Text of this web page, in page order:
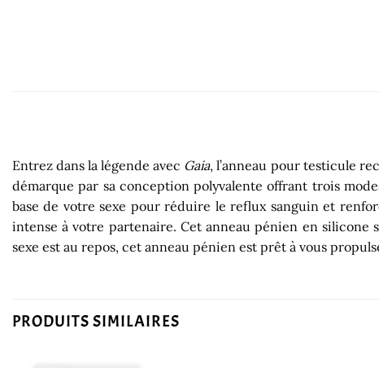
Entrez dans la légende avec Gaia, l’anneau pour testicule
démarque par sa conception polyvalente offrant trois
base de votre sexe pour réduire le reflux sanguin et
intense à votre partenaire. Cet anneau pénien en silicone
sexe est au repos, cet anneau pénien est prêt à vous
PRODUITS SIMILAIRES